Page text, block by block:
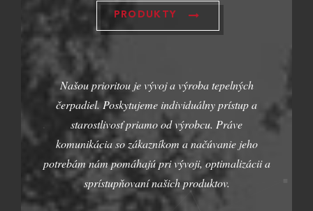
PRODUKTY
Našou prioritou je vývoj a výroba tepelných
čerpadiel. Poskytujeme individuálny prístup a
starostlivosť priamo od výrobcu. Práve
komunikácia so zákazníkom a načúvanie jeho
potrebám nám pomáhajú pri vývoji, optimalizácii a
sprístupňovaní našich produktov.